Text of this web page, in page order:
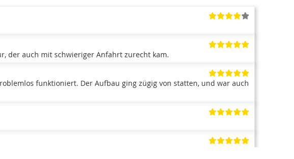
der auch mit schwieriger Anfahrt zurecht kam.
funktioniert. Der Aufbau ging zügig von statten, und war auch